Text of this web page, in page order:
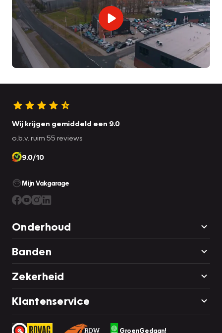
Wij krijgen gemiddeld een 9.0
o.b.v. ruim 55 reviews
9.0/10
Mijn Vakgarage
Onderhoud
Banden
Zekerheid
Klantenservice
GroenGedaan!